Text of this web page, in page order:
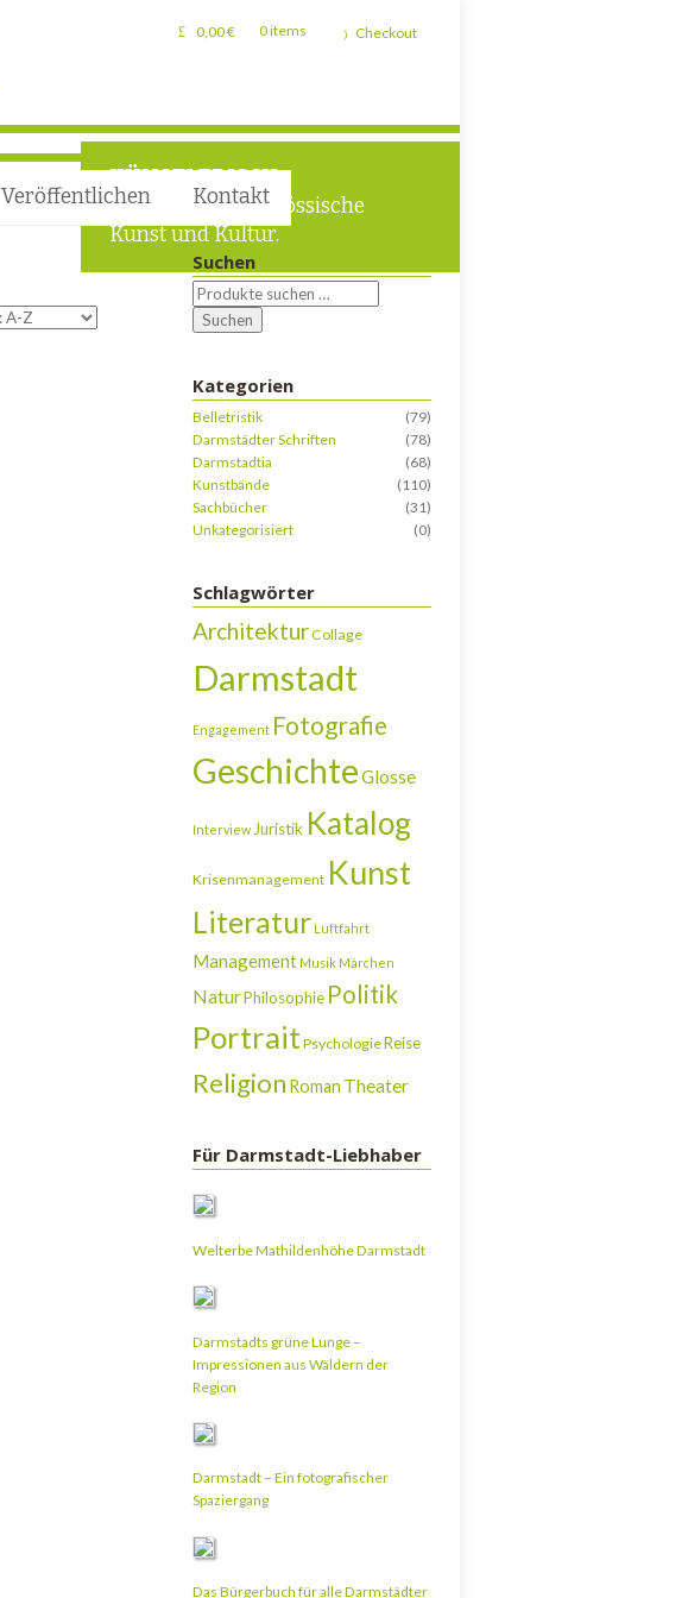
0,00€ 0 items Checkout
KÜNSTLERISCH
Forum für zeitgenössische
Kunst und Kultur.
Veröffentlichen Kontakt
Suchen
Suchen
Kategorien
Belletristik
(79)
Darmstädter Schriften
(78)
Darmstadtia
(68)
Kunstbände
(110)
Sachbücher
(31)
Unkategorisiert
(0)
Schlagwörter
ArchitekturCollage
Darmstadt
Engagement Fotografie
GeschichteGlosse
Interview Juristik Katalog
Krisenmanagement Kunst
Literatur Luftfahrt
Management Musik Märchen
NaturPhilosophie Politik
Portrait PsychologieReise
Religion Roman Theater
Für Darmstadt-Liebhaber
Welterbe Mathildenhöhe Darmstadt
Darmstadts grüne Lunge –
Impressionen aus Wäldern der
Region
Darmstadt – Ein fotografischer
Spaziergang
Das Bürgerbuch für alle Darmstädter